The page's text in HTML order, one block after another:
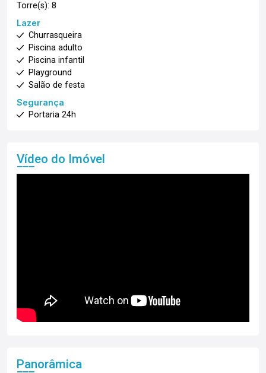
Torre(s): 8
Lazer
Churrasqueira
Piscina adulto
Piscina infantil
Playground
Salão de festa
Segurança
Portaria 24h
Vídeo do Imóvel
Panorâmica